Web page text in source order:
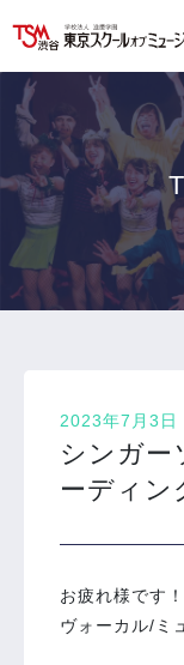
学科・専攻
2023年7月3日
シンガー
ーディン
お疲れ様です！
ヴォーカル/ミ